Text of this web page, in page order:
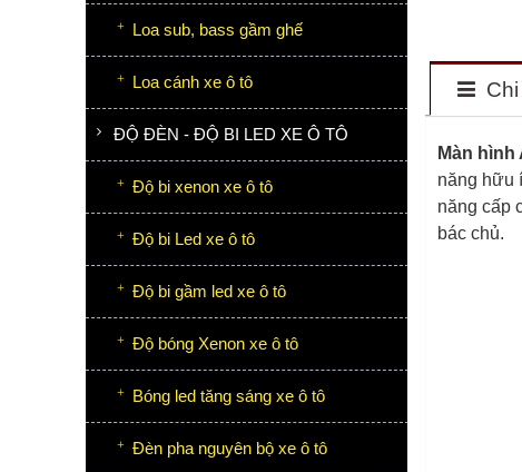
Màn hình
năng hữu
năng cấp
bác chủ.
Loa sub, bass gầm ghế
Loa cánh xe ô tô
ĐỘ ĐÈN - ĐỘ BI LED XE Ô TÔ
Độ bi xenon xe ô tô
Độ bi Led xe ô tô
Độ bi gầm led xe ô tô
Độ bóng Xenon xe ô tô
Bóng led tăng sáng xe ô tô
Đèn pha nguyên bộ xe ô tô